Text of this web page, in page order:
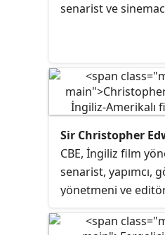
senarist ve
Sir Christopher
CBE, İngiliz film
senarist, yapımcı,
yönetmeni ve
dolardan fazla